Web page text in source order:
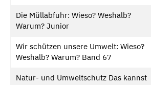
Die Müllabfuhr: Wieso? Weshalb?
Warum? Junior
Wir schützen unsere Umwelt: Wieso?
Weshalb? Warum? Band 67
Natur- und Umweltschutz Das kannst